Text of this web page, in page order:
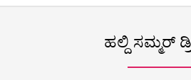
ಹಲ್ದಿ ಸಮ್ಮರ್